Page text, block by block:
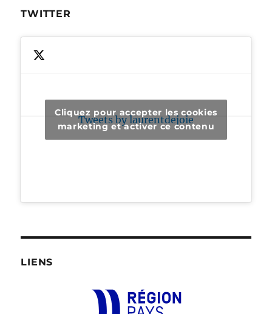
TWITTER
Tweets by laurentdejoie
Cliquez pour accepter les cookies
marketing et activer ce contenu
LIENS